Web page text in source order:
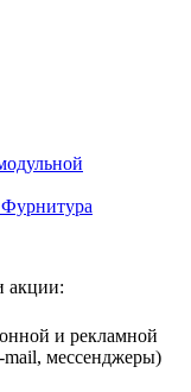
акции:
и рекламной
mail, мессенджеры)